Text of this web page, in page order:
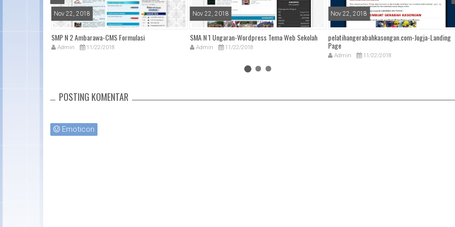
Nov 22, 2018
SMP N 2 Ambarawa-CMS Formulasi
Admin 11/22/2018
Nov 22, 2018
SMA N 1 Ungaran-Wordpress Tema Web Sekolah
Admin 11/22/2018
Nov 22, 2018
pelatihangerabahkasongan.com-Jogja-Landing
Page
Admin 11/22/2018
POSTING KOMENTAR
Emoticon